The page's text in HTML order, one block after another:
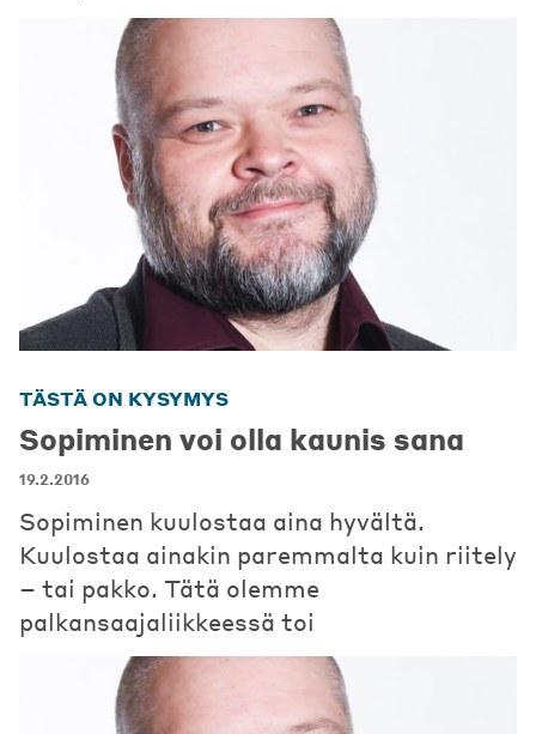
TÄSTÄ ON KYSYMYS
Sopiminen voi olla kaunis sana
19.2.2016
Sopiminen kuulostaa aina hyvältä.
Kuulostaa ainakin paremmalta kuin riitely
– tai pakko. Tätä olemme
palkansaajaliikkeessä toi